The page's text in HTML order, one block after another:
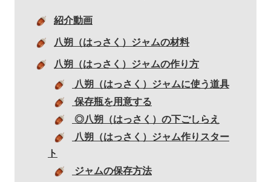
紹介動画
八朔（はっさく）ジャムの材料
八朔（はっさく）ジャムの作り方
八朔（はっさく）ジャムに使う道具
保存瓶を用意する
◎八朔（はっさく）の下ごしらえ
八朔（はっさく）ジャム作りスター
ト
ジャムの保存方法